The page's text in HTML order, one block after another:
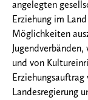
angelegten
Erziehung im
Möglichkeiten
und von
Landesregierung